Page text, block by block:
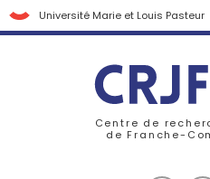
Université Marie et Louis Pasteur
Centre de
de Franche-